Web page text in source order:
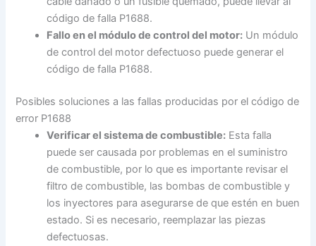
código de falla P1688.
Fallo en el módulo de control del motor: Un módulo
de control del motor defectuoso puede generar el
código de falla P1688.
Posibles soluciones a las fallas producidas por el código de
error P1688
Verificar el sistema de combustible: Esta falla
puede ser causada por problemas en el suministro
de combustible, por lo que es importante revisar el
filtro de combustible, las bombas de combustible y
los inyectores para asegurarse de que estén en buen
estado. Si es necesario, reemplazar las piezas
defectuosas.